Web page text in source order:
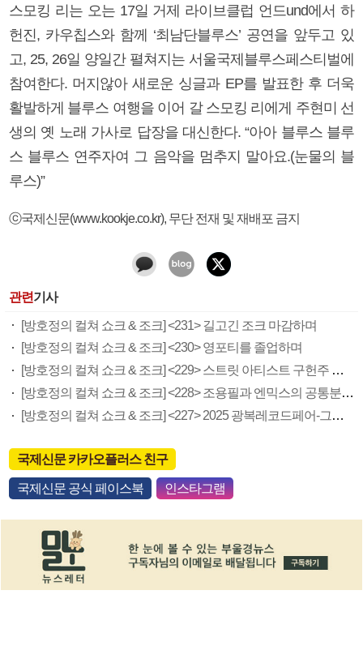
스모킹 리는 오는 17일 거제 라이브클럽 언드und에서 하
헌진, 카우칩스와 함께 ‘최남단블루스’ 공연을 앞두고 있
고, 25, 26일 양일간 펼쳐지는 서울국제블루스페스티벌에
참여한다. 머지않아 새로운 싱글과 EP를 발표한 후 더욱
활발하게 블루스 여행을 이어 갈 스모킹 리에게 주현미 선
생의 옛 노래 가사로 답장을 대신한다. “아아 블루스 블루
스 블루스 연주자여 그 음악을 멈추지 말아요.(눈물의 블
루스)”
ⓒ국제신문(www.kookje.co.kr), 무단 전재 및 재배포 금지
관련기사
[방호정의 컬쳐 쇼크 & 조크] <231> 길고긴 조크 마감하며
[방호정의 컬쳐 쇼크 & 조크] <230> 영포티를 졸업하며
[방호정의 컬쳐 쇼크 & 조크] <229> 스트릿 아티스트 구헌주 개인전
[방호정의 컬쳐 쇼크 & 조크] <228> 조용필과 엔믹스의 공통분모 ‘고추잠자리’
[방호정의 컬쳐 쇼크 & 조크] <227> 2025 광복레코드페어-그룹사운드 참관기
국제신문 카카오플러스 친구
국제신문 공식 페이스북 인스타그램